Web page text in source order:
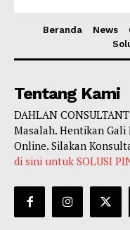
Beranda News
Tentang Kami
DAHLAN
Masalah. Hentikan
Online. Silakan
di sini untuk SOLUSI